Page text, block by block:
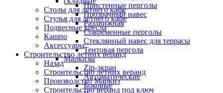
Пристенные перголы
Прозрачный навес
Раздвижная
Современные перголы
Стеклянный навес для террасы
Тентовая пергола
Маркизы
Zip-экран
Автоматические
Боковые
Столы для летнего кафе
Стулья для летнего кафе
Подвесные кресла
Кашпо
Аксессуары
Строительство летних веранд
Назад
Строительство летних веранд
Производство Маркиз
Строительство веранд под ключ